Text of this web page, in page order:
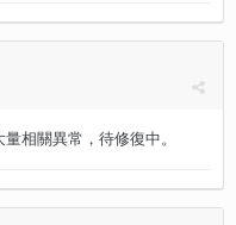
相關異常，待修復中。